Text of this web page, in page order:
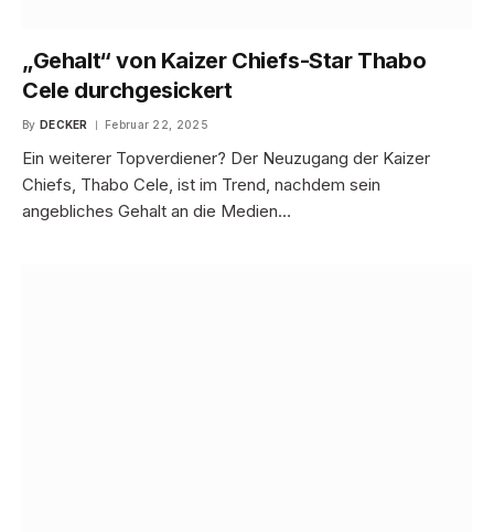
„Gehalt“ von Kaizer Chiefs-Star Thabo
Cele durchgesickert
By DECKER Februar 22, 2025
Ein weiterer Topverdiener? Der Neuzugang der Kaizer
Chiefs, Thabo Cele, ist im Trend, nachdem sein
angebliches Gehalt an die Medien…